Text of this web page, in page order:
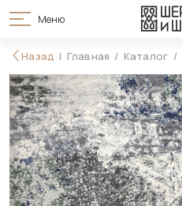
Меню
99 990 ₽ 113 990 ₽
Назад Главная Каталог